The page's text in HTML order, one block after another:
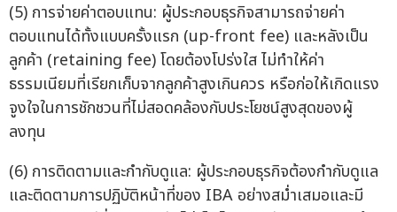
(5) การจ่ายค่าตอบแทน: ผู้ประกอบธุรกิจสามารถจ่ายค่า
ตอบแทนได้ทั้งแบบครั้งแรก (up-front fee) และหลังเป็น
ลูกค้า (retaining fee) โดยต้องโปร่งใส ไม่ทำให้ค่า
ธรรมเนียมที่เรียกเก็บจากลูกค้าสูงเกินควร หรือก่อให้เกิดแรง
จูงใจในการชักชวนที่ไม่สอดคล้องกับประโยชน์สูงสุดของผู้
ลงทุน
(6) การติดตามและกำกับดูแล: ผู้ประกอบธุรกิจต้องกำกับดูแล
และติดตามการปฏิบัติหน้าที่ของ IBA อย่างสม่ำเสมอและมี